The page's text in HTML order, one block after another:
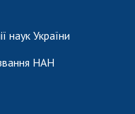
наук України
НАН